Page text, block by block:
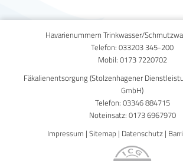
Published on19. August 2014
Havarienummern Trinkwasser/
Telefon: 033203 345-200
Mobil: 0173 7220702
Fäkalienentsorgung (Stolzenhagener
GmbH)
Telefon: 03346 884715
Noteinsatz: 0173 6967970
Impressum | Sitemap | Datenschutz |